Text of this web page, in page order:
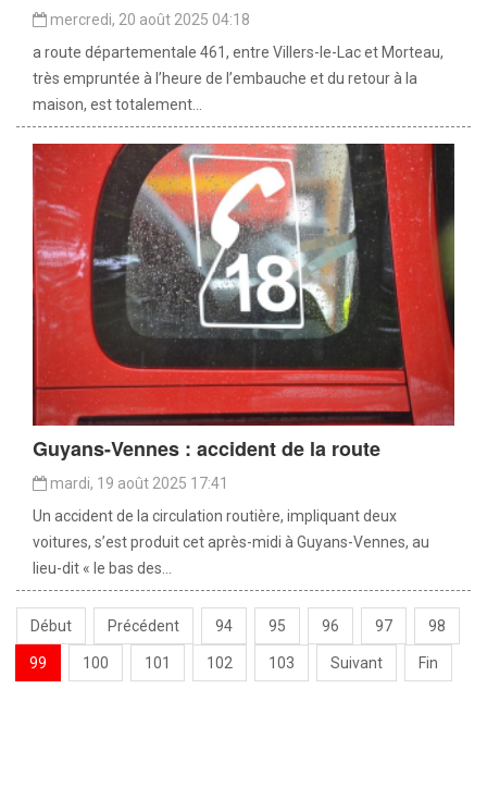
mercredi, 20 août 2025 04:18
a route départementale 461, entre Villers-le-Lac et Morteau,
très empruntée à l’heure de l’embauche et du retour à la
maison, est totalement...
Guyans-Vennes : accident de la route
mardi, 19 août 2025 17:41
Un accident de la circulation routière, impliquant deux
voitures, s’est produit cet après-midi à Guyans-Vennes, au
lieu-dit « le bas des...
Début Précédent 94 95 96 97 98
99 100 101 102 103 Suivant Fin